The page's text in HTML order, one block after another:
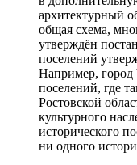
архитектурный
общая схема,
утверждён
поселений
Например, город
поселений, где
Ростовской
культурного
исторического
ни одного